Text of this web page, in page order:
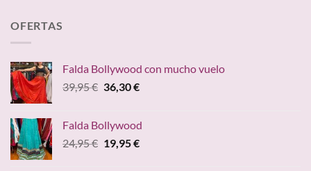
OFERTAS
Falda Bollywood con mucho vuelo
39,95€ El
era:
39,95 €.
36,30€El
es:
36,30 €.
Falda Bollywood
24,95€ El
19,95€El